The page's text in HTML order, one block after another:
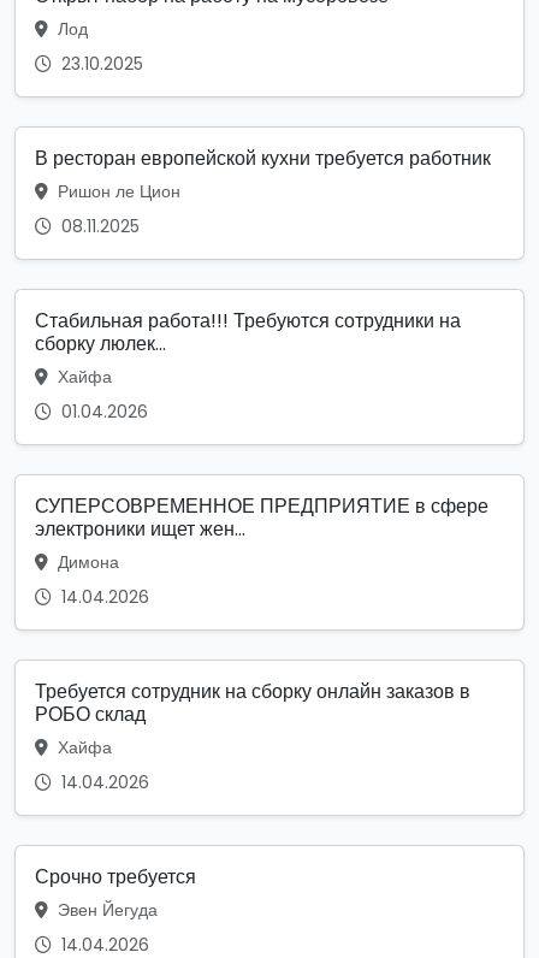
Лод
23.10.2025
В ресторан европейской кухни требуется работник
Ришон ле Цион
08.11.2025
Стабильная работа!!! Требуются сотрудники на
сборку люлек...
Хайфа
01.04.2026
СУПЕРСОВРЕМЕННОЕ ПРЕДПРИЯТИЕ в сфере
электроники ищет жен...
Димона
14.04.2026
Требуется сотрудник на сборку онлайн заказов в
РОБО склад
Хайфа
14.04.2026
Срочно требуется
Эвен Йегуда
14.04.2026